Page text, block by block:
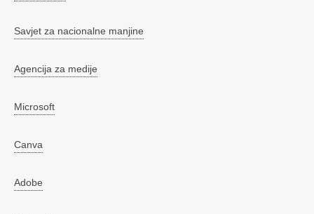
Savjet za nacionalne manjine
Agencija za medije
Microsoft
Canva
Adobe